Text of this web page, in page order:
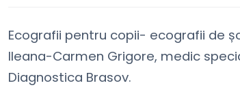
Ecografii pentru copii- ecografii de
Ileana-Carmen Grigore, medic
Diagnostica Brasov.